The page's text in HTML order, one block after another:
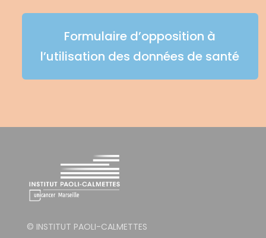
Formulaire d’opposition à
l’utilisation des données de santé
© INSTITUT PAOLI-CALMETTES